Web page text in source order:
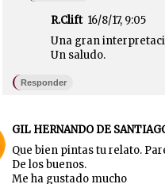
R.Clift 16/8/17, 9:05
Una gran
Un saludo.
Responder
GIL HERNANDO DE
Que bien pintas tu relato.
De los buenos.
Me ha gustado mucho